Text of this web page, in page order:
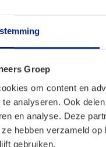
Groep
om content en
analyseren. Ook
en analyse. Deze
hebben verzameld
gebruiken.
de proceskosten van
€ 329.000 loonheffing
Hij neemt dit als
geeft de